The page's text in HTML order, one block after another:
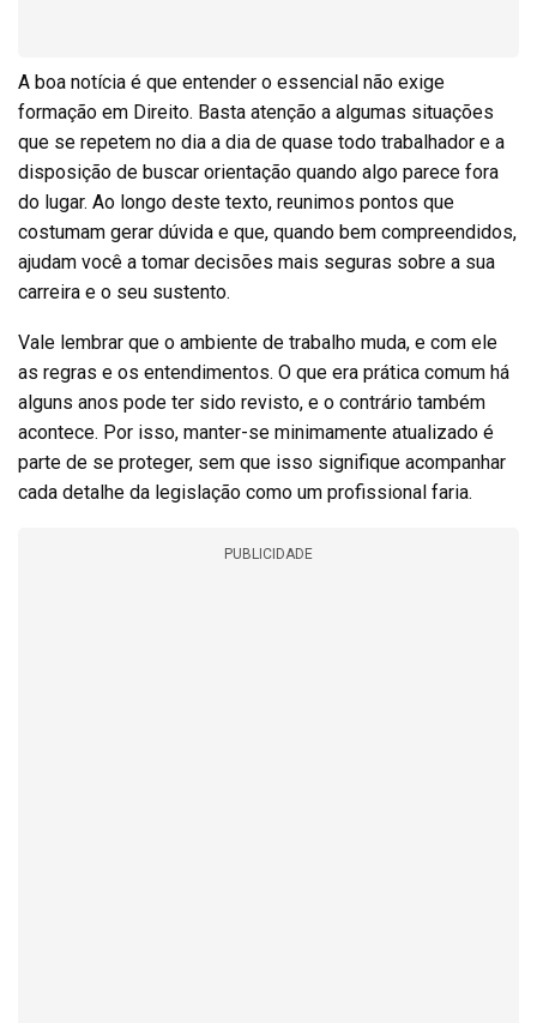
A boa notícia é que entender o essencial não exige
formação em Direito. Basta atenção a algumas situações
que se repetem no dia a dia de quase todo trabalhador e a
disposição de buscar orientação quando algo parece fora
do lugar. Ao longo deste texto, reunimos pontos que
costumam gerar dúvida e que, quando bem compreendidos,
ajudam você a tomar decisões mais seguras sobre a sua
carreira e o seu sustento.
Vale lembrar que o ambiente de trabalho muda, e com ele
as regras e os entendimentos. O que era prática comum há
alguns anos pode ter sido revisto, e o contrário também
acontece. Por isso, manter-se minimamente atualizado é
parte de se proteger, sem que isso signifique acompanhar
cada detalhe da legislação como um profissional faria.
PUBLICIDADE